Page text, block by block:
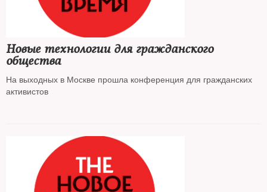
Новые технологии для гражданского
общества
На выходных в Москве прошла конференция для гражданских
активистов